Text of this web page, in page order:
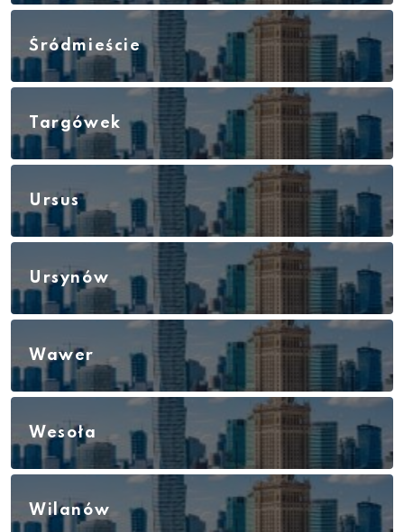
Śródmieście
Targówek
Ursus
Ursynów
Wawer
Wesoła
Wilanów